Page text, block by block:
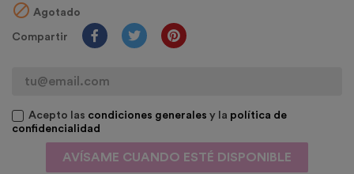
 Agotado
Compartir
Acepto las condiciones generales y la política de
confidencialidad
AVÍSAME CUANDO ESTÉ DISPONIBLE